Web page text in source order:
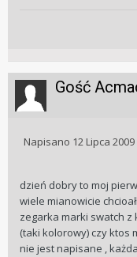
Gość
Napisano 12 Lipca 2009
dzień dobry to moj
wiele mianowicie
zegarka marki swatch z
(taki kolorowy) czy ktos
nie jest napisane ,